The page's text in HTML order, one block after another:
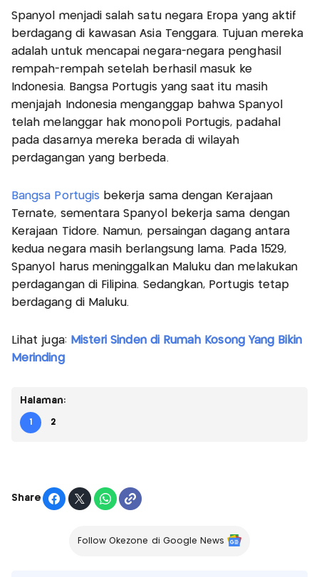
Spanyol menjadi salah satu negara Eropa yang aktif
berdagang di kawasan Asia Tenggara. Tujuan mereka
adalah untuk mencapai negara-negara penghasil
rempah-rempah setelah berhasil masuk ke
Indonesia. Bangsa Portugis yang saat itu masih
menjajah Indonesia menganggap bahwa Spanyol
telah melanggar hak monopoli Portugis, padahal
pada dasarnya mereka berada di wilayah
perdagangan yang berbeda.
Bangsa Portugisbekerja sama dengan Kerajaan
Ternate, sementara Spanyol bekerja sama dengan
Kerajaan Tidore. Namun, persaingan dagang antara
kedua negara masih berlangsung lama. Pada 1529,
Spanyol harus meninggalkan Maluku dan melakukan
perdagangan di Filipina. Sedangkan, Portugis tetap
berdagang di Maluku.
Lihat juga: Misteri Sinden di Rumah Kosong Yang Bikin
Merinding
Halaman:
1 2
Share
Follow Okezone di Google News